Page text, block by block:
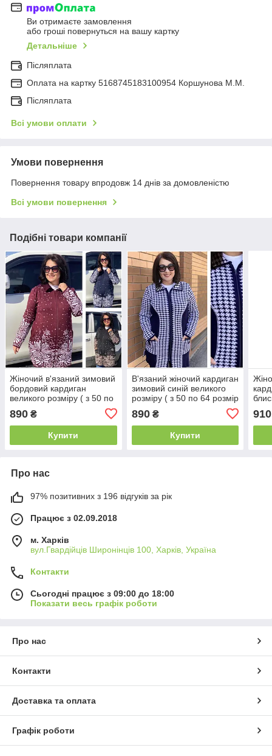
Ви отримаєте замовлення
або гроші повернуться на вашу картку
Детальніше
Післяплата
Оплата на картку 5168745183100954 Коршунова М.М.
Післяплата
Всі умови оплати
Умови повернення
Повернення товару впродовж 14 днів за домовленістю
Всі умови повернення
Подібні товари компанії
Жіночий в'язаний зимовий
бордовий кардиган
великого розміру ( з 50 по
890 ₴
Купити
В'язаний жіночий кардиган
зимовий синій великого
розміру ( з 50 по 64 розмір
890₴
Купити
910
Про нас
97% позитивних з 196 відгуків за рік
Працює з 02.09.2018
м. Харків
вул.Гвардійців Широнінців 100, Харків, Україна
Контакти
Сьогодні працює з 09:00 до 18:00
Показати весь графік роботи
Про нас
Контакти
Доставка та оплата
Графік роботи